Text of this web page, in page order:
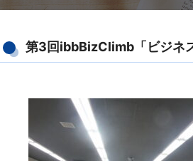
第3回ibbBizClimb「ビジネ